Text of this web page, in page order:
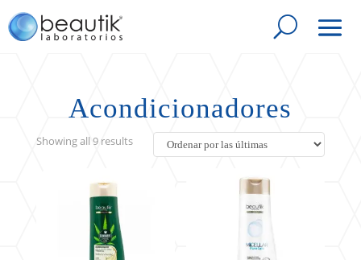
Acondicionadores
Showing all 9 resultsSorted